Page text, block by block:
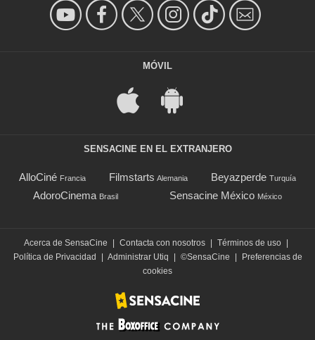
MÓVIL
SENSACINE EN EL EXTRANJERO
AlloCiné Francia Filmstarts Alemania Beyazperde Turquía
AdoroCinema Brasil Sensacine México México
Acerca de SensaCine Contacta con nosotros Términos de uso
Política de Privacidad
Administrar Utiq ©SensaCine
Preferencias de
cookies